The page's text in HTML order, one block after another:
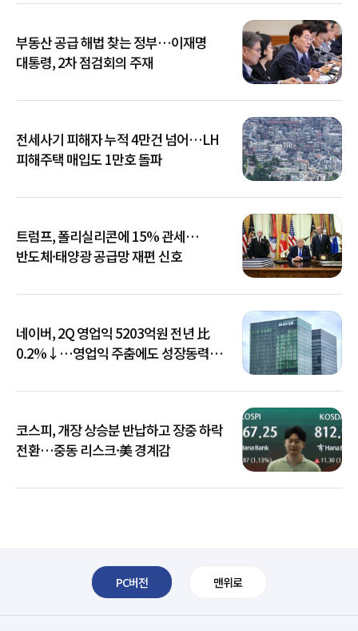
부동산 공급 해법 찾는 정부…이재명
대통령, 2차 점검회의 주재
전세사기 피해자 누적 4만건 넘어…LH
피해주택 매입도 1만호 돌파
트럼프, 폴리실리콘에 15% 관세…
반도체·태양광 공급망 재편 신호
네이버, 2Q 영업익 5203억원 전년 比
0.2%↓…영업익 주춤에도 성장동력
코스피, 개장 상승분 반납하고 장중 하락
전환…중동 리스크·美 경계감
PC버전 맨위로